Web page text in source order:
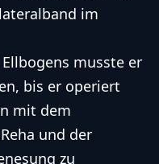
im
musste er
bis er operiert
mit dem
und der
zu